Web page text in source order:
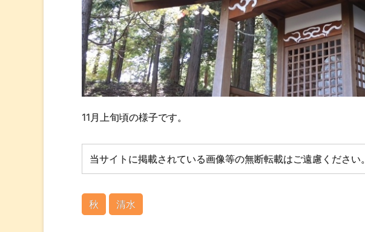
11月上旬頃の様子です。
当サイトに掲載されている画像等の無断転載はご遠慮ください。
秋 清水